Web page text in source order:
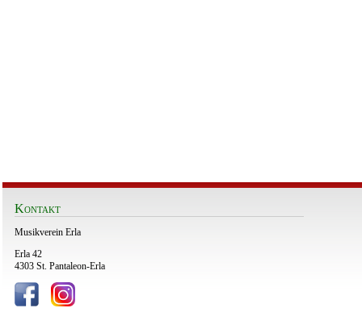
Kontakt
Musikverein Erla
Erla 42
4303 St. Pantaleon-Erla